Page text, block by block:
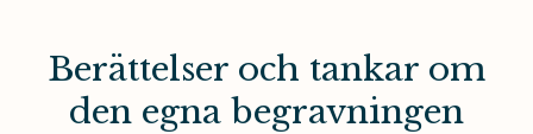
Berättelser och tankar om
den egna begravningen